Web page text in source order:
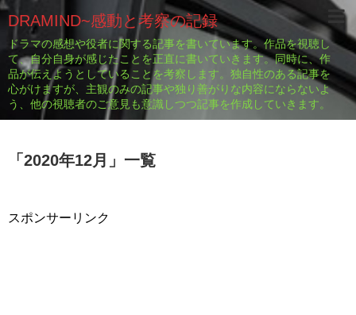
DRAMIND~感動と考察の記録
ドラマの感想や役者に関する記事を書いています。作品を視聴し
て、自分自身が感じたことを正直に書いていきます。同時に、作
品が伝えようとしていることを考察します。独自性のある記事を
心がけますが、主観のみの記事や独り善がりな内容にならないよ
う、他の視聴者のご意見も意識しつつ記事を作成していきます。
「 2020年12月 」 一覧
スポンサーリンク